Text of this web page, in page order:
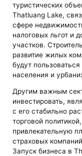
туристических
Thatluang Lake,
сфере
налоговых льгот и
участков.
развитие жилых
будут
населения и
Другим важным
инвестировать,
с его стабильно
торговой
привлекательную
страховых
Запуск бизнеса в